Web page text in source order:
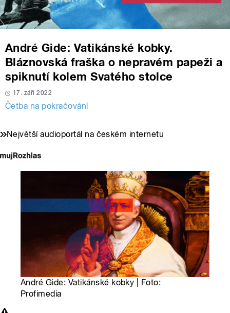
André Gide: Vatikánské kobky.
Bláznovská fraška o nepravém papeži a
spiknutí kolem Svatého stolce
17. září 2022
Četba na pokračování
Největší audioportál na českém internetu
André Gide: Vatikánské kobky | Foto:
Profimedia